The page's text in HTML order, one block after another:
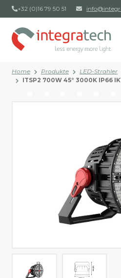
+32 (0)16 79 50 51
Home Produkte LED-Strahler
ITSP2 700W 45° 3000K IP66